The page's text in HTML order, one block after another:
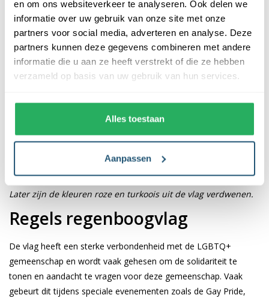
en om ons websiteverkeer te analyseren. Ook delen we
informatie over uw gebruik van onze site met onze
partners voor social media, adverteren en analyse. Deze
partners kunnen deze gegevens combineren met andere
informatie die u aan ze heeft verstrekt of die ze hebben
verzameld op basis van uw gebruik van hun services.
Alles toestaan
Aanpassen
Zoals dit vaak het geval is bij vlaggen, staat iedere kleur ergens
symbool voor. Zo ook bij de regenboogvlag van Gilbert Baker.
Deze lgbtq vlag bestond oorspronkelijk uit 8 kleuren.
•Roze - seks
•Rood - leven
•Geel - zonlicht
•Turkoois - magie
Later zijn de kleuren roze en turkoois uit de vlag verdwenen.
Regels regenboogvlag
De vlag heeft een sterke verbondenheid met de LGBTQ+
gemeenschap en wordt vaak gehesen om de solidariteit te
tonen en aandacht te vragen voor deze gemeenschap. Vaak
gebeurt dit tijdens speciale evenementen zoals de Gay Pride,